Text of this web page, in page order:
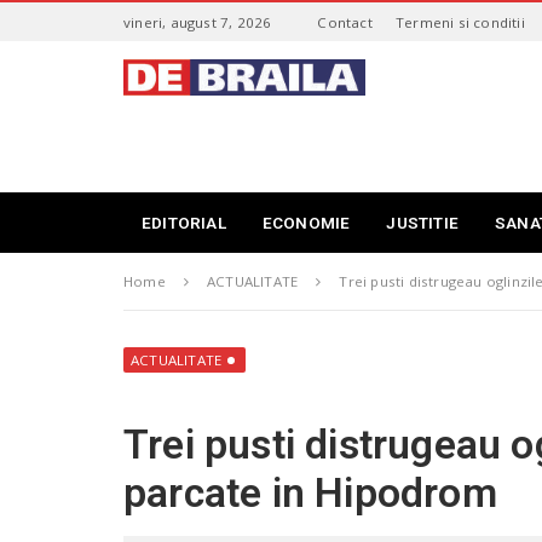
c
vineri, august 7, 2026 Contact Termeni si conditii
t
B
l
r
a
i
l
EDITORIAL ECONOMIE JUSTITIE
Home ACTUALITATE Trei pusti distrugeau
ACTUALITATE
Trei pusti distrugeau
parcate in Hipodrom